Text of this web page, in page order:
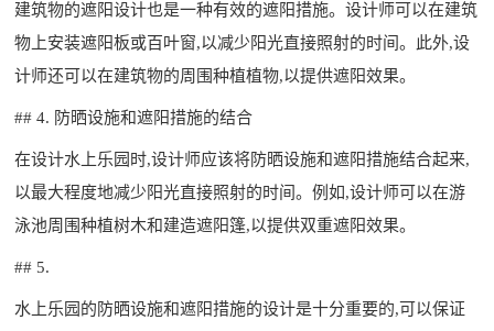
建筑物的遮阳设计也是一种有效的遮阳措施。设计师可以在建筑
物上安装遮阳板或百叶窗,以减少阳光直接照射的时间。此外,设
计师还可以在建筑物的周围种植植物,以提供遮阳效果。
## 4. 防晒设施和遮阳措施的结合
在设计水上乐园时,设计师应该将防晒设施和遮阳措施结合起来,
以最大程度地减少阳光直接照射的时间。例如,设计师可以在游
泳池周围种植树木和建造遮阳篷,以提供双重遮阳效果。
## 5.
水上乐园的防晒设施和遮阳措施的设计是十分重要的,可以保证